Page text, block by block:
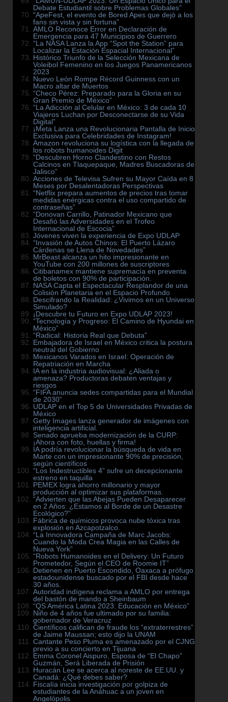
Debate Estudiantil sobre Problemas Globales”
“ApeFest, el evento de Bored Apes que dejó a los
fans sin vista y sin fortuna”
AMLO Reconoce Error en Declaración de
Emergencia para 47 Municipios de Guerrero
“La NASA Lanza la App “Spot the Station” para
Localizar la Estación Espacial Internacional”
Histórico Triunfo de la Selección Mexicana de
Voleibol Femenino en los Juegos Panamericanos
2023
Nuevo León Rompe Récord Guinness con un
Macro altar de Muertos
“Checo Pérez: Preparado para la Gloria en su
Gran Premio de México”
“La Adicción al Celular en México: 3 de cada 10
Viajeros Luchan por Desconectarse de su Vida
Digital”
¡Meta Lanza una Revolucionaria Pantalla de Inicio
Exclusiva para Celebridades de Instagram!
Amazon revoluciona su logística con la llegada de
los robots humanoides Digit
“Descubren Horno Clandestino con Restos
Calcinos en Tlaquepaque, Madres Buscadoras de
Jalisco”
Acciones de Televisa Sufren su Mayor Caída en 8
Meses por Desalentadoras Perspectivas
“Netflix prepara aumentos de precios tras tomar
medidas enérgicas contra el uso compartido de
contraseñas”
“Donovan Carrillo, Patinador Mexicano que
Desafió las Adversidades en el Trofeo
Internacional de Escocia”
Jóvenes viven la experiencia de Expo UDLAP
“Invasión de Autos Chinos: El Puerto Lázaro
Cárdenas se Llena de Novedades”
MrBeast alcanza un hito impresionante en
YouTube con 200 millones de suscriptores
Citibanamex mantiene supremacía en preventa
de boletos con 90% de participación.
NASA Capta el Espectacular Resplandor de una
Colisión Planetaria en el Espacio Profundo
Descifrando la Realidad: ¿Vivimos en un Universo
Simulado?
¡Descubre tu Futuro en Expo UDLAP 2023!
“Tecnología y Progreso: El Camino de Hyundai en
México”
“Radical: Historia Real que Debuta”
Embajadora de Israel en México critica la postura
neutral del Gobierno
Mexicanos Varados en Israel: Operación de
Repatriación en Marcha
IA en la industria audiovisual: ¿Aliada o
amenaza? Productoras debaten ventajas y
riesgos
“FIFA anuncia sedes compartidas para el Mundial
de 2030”
UDLAP en el Top 5 de Universidades Privadas de
México
Getty Images lanza generador de imágenes con
inteligencia artificial.
Senado aprueba modernización de la CURP:
¡Ahora con foto, huellas y firma!
IA podría revolucionar la búsqueda de vida en
Marte con un impresionante 90% de precisión,
según científicos
“Los Indestructibles 4” sufre un decepcionante
estreno en taquilla
PEMEX logra ahorro millonario y mayor
producción al optimizar sus plataformas.
“Advierten que las Abejas Pueden Desaparecer
en 2 Años: ¿Estamos al Borde de un Desastre
Ecológico?”
Fábrica de químicos provoca nube tóxica tras
explosión en Azcapotzalco.
“La Innovadora Campaña de Marc Jacobs:
Cuando la Moda Crea Magia en las Calles de
Nueva York”
“Robots Humanoides en el Delivery: Un Futuro
Prometedor, Según el CEO de Roomie IT”
Detienen en Puerto Escondido, Oaxaca a prófugo
estadounidense buscado por el FBI desde hace
30 años.
Autoridad indígena reclama a AMLO por entrega
del bastón de mando a Sheinbaum
“QS América Latina 2023: Educación en México”
Niño de 4 años fue ultimado por su familia:
gobernador de Veracruz
Científicos califican de fraude los “extraterrestres”
de Jaime Maussan; esto dijo la UNAM
Cantante Peso Pluma es amenazado por el CJNG
previo a su concierto en Tijuana
Emma Coronel Aispuro, Esposa de “El Chapo”
Guzmán, Será Liberada de Prisión
Huracán Lee se acerca al noreste de EE.UU. y
Canadá: ¿Qué debes saber?
Fiscalía inicia investigación por golpiza de
estudiantes de la Anáhuac a un joven en
Angelópolis